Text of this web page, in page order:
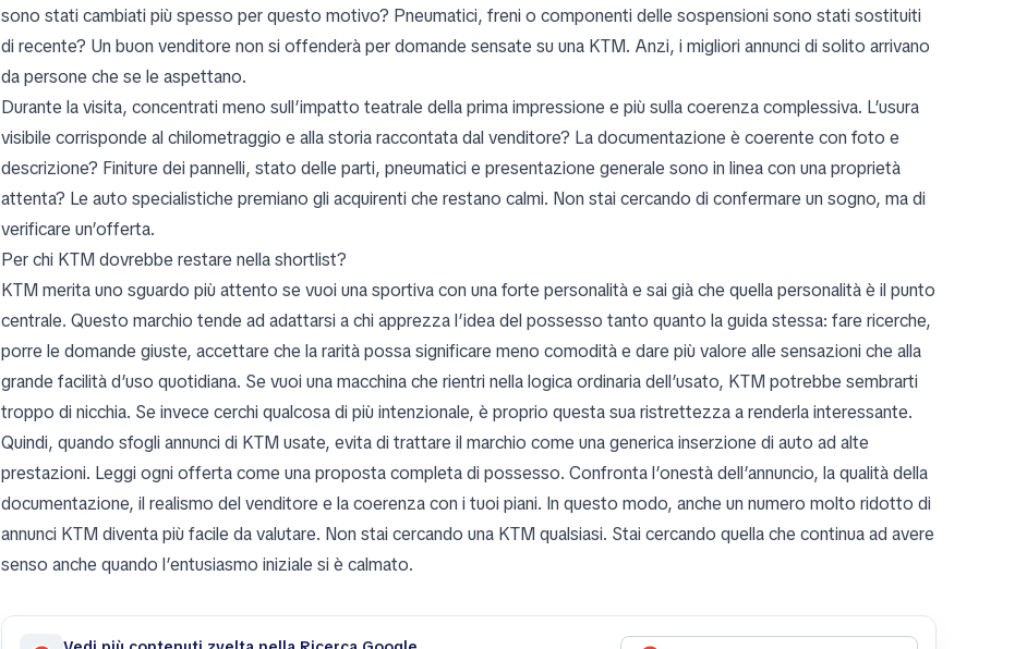
sono stati cambiati più spesso per questo motivo? Pneumatici, freni o componenti delle sospensioni sono stati sostituiti
di recente? Un buon venditore non si offenderà per domande sensate su una KTM. Anzi, i migliori annunci di solito arrivano
da persone che se le aspettano.
Durante la visita, concentrati meno sull’impatto teatrale della prima impressione e più sulla coerenza complessiva. L’usura
visibile corrisponde al chilometraggio e alla storia raccontata dal venditore? La documentazione è coerente con foto e
descrizione? Finiture dei pannelli, stato delle parti, pneumatici e presentazione generale sono in linea con una proprietà
attenta? Le auto specialistiche premiano gli acquirenti che restano calmi. Non stai cercando di confermare un sogno, ma di
verificare un’offerta.
Per chi KTM dovrebbe restare nella shortlist?
KTM merita uno sguardo più attento se vuoi una sportiva con una forte personalità e sai già che quella personalità è il punto
centrale. Questo marchio tende ad adattarsi a chi apprezza l’idea del possesso tanto quanto la guida stessa: fare ricerche,
porre le domande giuste, accettare che la rarità possa significare meno comodità e dare più valore alle sensazioni che alla
grande facilità d’uso quotidiana. Se vuoi una macchina che rientri nella logica ordinaria dell’usato, KTM potrebbe sembrarti
troppo di nicchia. Se invece cerchi qualcosa di più intenzionale, è proprio questa sua ristrettezza a renderla interessante.
Quindi, quando sfogli annunci di KTM usate, evita di trattare il marchio come una generica inserzione di auto ad alte
prestazioni. Leggi ogni offerta come una proposta completa di possesso. Confronta l’onestà dell’annuncio, la qualità della
documentazione, il realismo del venditore e la coerenza con i tuoi piani. In questo modo, anche un numero molto ridotto di
annunci KTM diventa più facile da valutare. Non stai cercando una KTM qualsiasi. Stai cercando quella che continua ad avere
senso anche quando l’entusiasmo iniziale si è calmato.